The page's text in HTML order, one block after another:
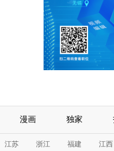
漫画 独家
江苏 浙江 福建 江西